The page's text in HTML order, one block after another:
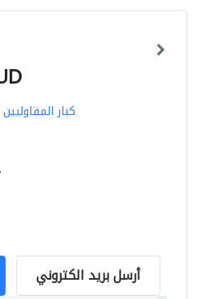
كبار المقاوليين
أرسل بريد الكتروني